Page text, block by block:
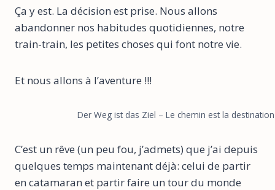
Ça y est. La décision est prise. Nous allons
abandonner nos habitudes quotidiennes, notre
train-train, les petites choses qui font notre vie.
Et nous allons à l’aventure !!!
Der Weg ist das Ziel – Le chemin est la
C’est un rêve (un peu fou, j’admets) que j’ai depuis
quelques temps maintenant déjà: celui de partir
en catamaran et partir faire un tour du monde